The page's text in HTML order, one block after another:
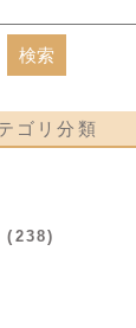
ゴリ分類
(238)